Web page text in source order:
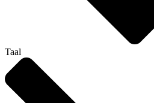
Taal